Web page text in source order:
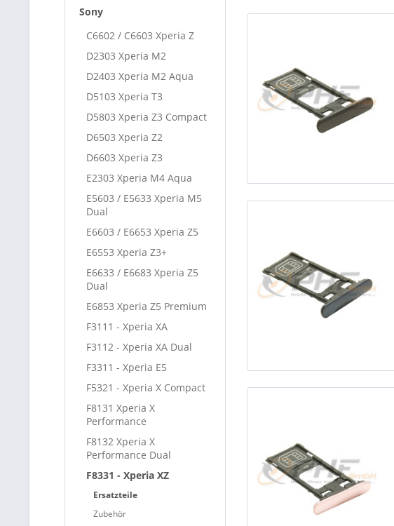
Sony
C6602 / C6603 Xperia Z
D2303 Xperia M2
D2403 Xperia M2 Aqua
D5103 Xperia T3
D5803 Xperia Z3 Compact
D6503 Xperia Z2
D6603 Xperia Z3
E2303 Xperia M4 Aqua
E5603 / E5633 Xperia M5
Dual
E6603 / E6653 Xperia Z5
E6553 Xperia Z3+
E6633 / E6683 Xperia Z5
Dual
E6853 Xperia Z5 Premium
F3111 - Xperia XA
F3112 - Xperia XA Dual
F3311 - Xperia E5
F5321 - Xperia X Compact
F8131 Xperia X
Performance
F8132 Xperia X
Performance Dual
F8331 - Xperia XZ
Ersatzteile
Zubehör